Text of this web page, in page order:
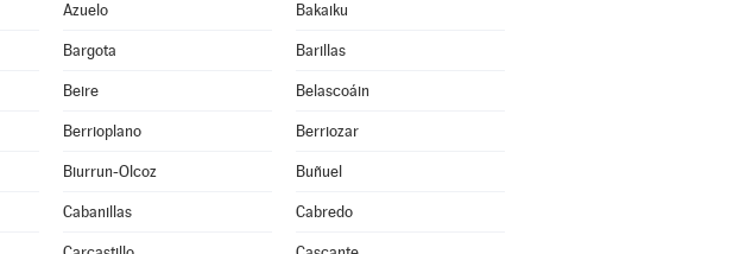
Azuelo Bakaiku
Bargota Barillas
Beire Belascoáin
Berrioplano Berriozar
Biurrun-Olcoz Buñuel
Cabanillas Cabredo